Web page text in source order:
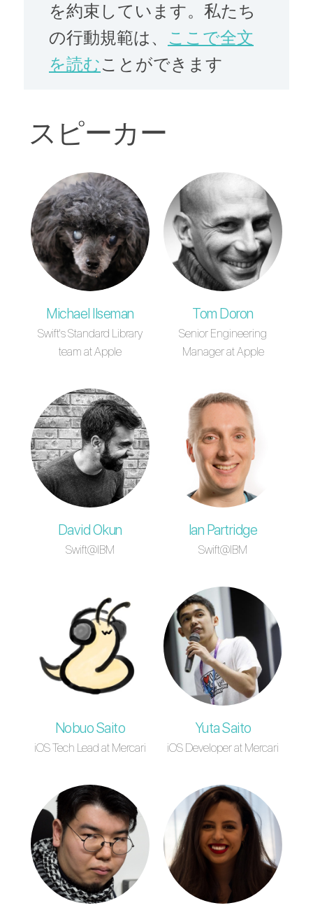
を約束しています。私たち
の行動規範は、
ここで全文
を読むことができます
スピーカー
Michael Ilseman
Swift's Standard Library
team at Apple
Tom Doron
Senior Engineering
Manager at Apple
David Okun
Swift@IBM
Ian Partridge
Swift@IBM
Nobuo Saito
iOS Tech Lead at Mercari
Yuta Saito
iOS Developer at Mercari